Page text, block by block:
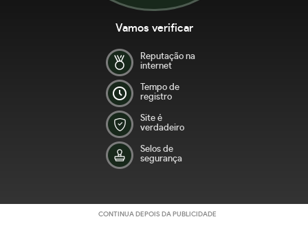
Vamos verificar
Reputação na
internet
Tempo de
registro
Site é
verdadeiro
Selos de
segurança
CONTINUA DEPOIS DA PUBLICIDADE